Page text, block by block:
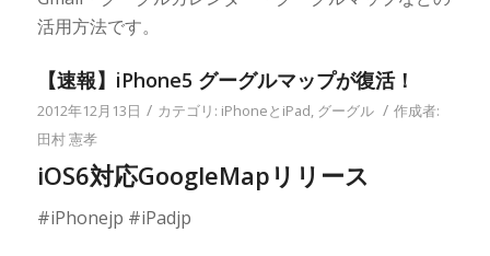
活用方法です。
【速報】iPhone5 グーグルマップが復活！
2012年12月13日 / カテゴリ: iPhoneとiPad グーグル / 作成者:
田村 憲孝
iOS6対応GoogleMapリリース
#iPhonejp #iPadjp